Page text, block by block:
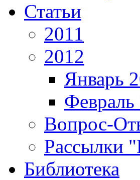
Статьи
2011
2012
Январь
Февраль
Вопрос-
Рассылки
Библиотека